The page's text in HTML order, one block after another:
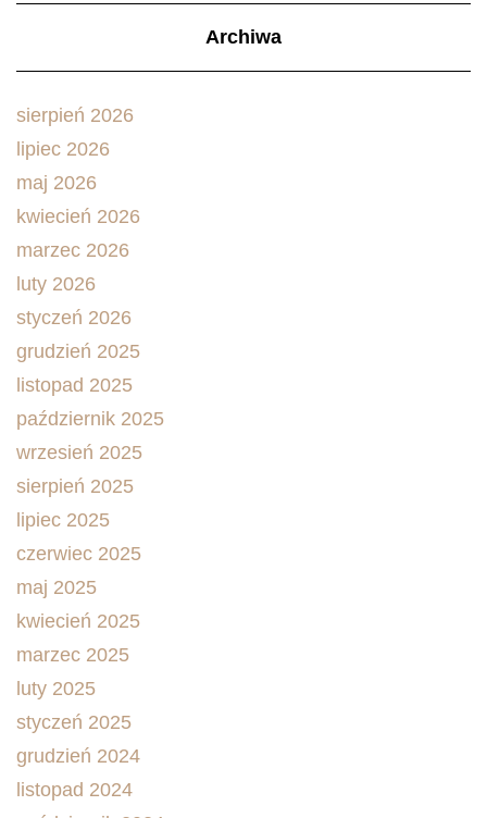
Archiwa
sierpień 2026
lipiec 2026
maj 2026
kwiecień 2026
marzec 2026
luty 2026
styczeń 2026
grudzień 2025
listopad 2025
październik 2025
wrzesień 2025
sierpień 2025
lipiec 2025
czerwiec 2025
maj 2025
kwiecień 2025
marzec 2025
luty 2025
styczeń 2025
grudzień 2024
listopad 2024